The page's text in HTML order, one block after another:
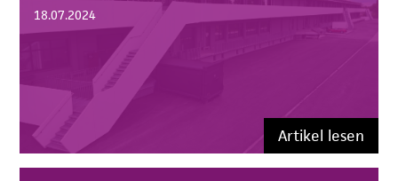
18.07.2024
Artikel lesen